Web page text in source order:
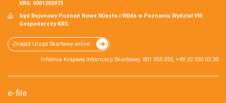
KRS: 0001202973
Sąd Rejonowy Poznań Nowe Miasto i Wilda w Poznaniu Wydział VIII
Gospodarczy KRS.
Znajdź Urząd Skarbowy online
Infolinia Krajowej Informacji Skarbowej: 801 055 055, +48 22 330 03 30
e-file